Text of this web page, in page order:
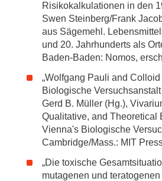
Risikokalkulationen in den
Swen Steinberg/Frank
aus Sägemehl.
und 20. Jahrhunderts als
Baden-Baden: Nomos,
„Wolfgang Pauli and
Biologische
Gerd B. Müller (Hg.),
Qualitative, and Theoretical
Vienna's Biologische
Cambridge/Mass.: MIT
„Die toxische
mutagenen und